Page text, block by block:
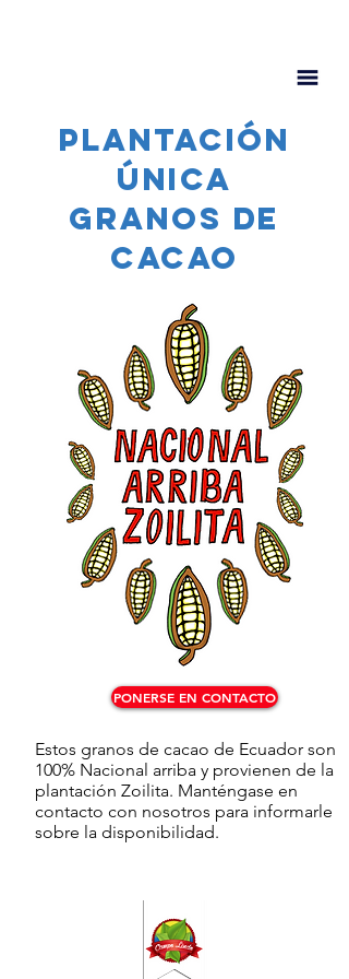
PLANTACIÓN
ÚNICA
Granos de
cacao
PONERSE EN CONTACTO
Estos granos de cacao de Ecuador son
100% Nacional arriba y provienen de la
plantación Zoilita. Manténgase en
contacto con nosotros para informarle
sobre la disponibilidad.